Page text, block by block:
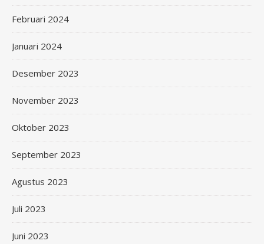
Februari 2024
Januari 2024
Desember 2023
November 2023
Oktober 2023
September 2023
Agustus 2023
Juli 2023
Juni 2023